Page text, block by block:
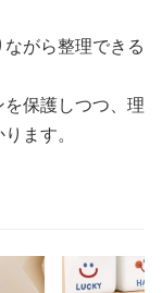
がら整理できる
保護しつつ、理
ます。